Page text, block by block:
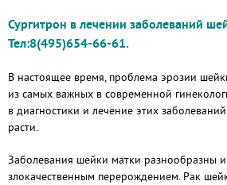
Сургитрон в лечении заболеваний
Тел:8(495)654-66-61.
В настоящее время, проблема эрозии
из самых важных в современной
в диагностики и лечение этих
расти.
Заболевания шейки матки разнообразны
злокачественным перерождением. Рак